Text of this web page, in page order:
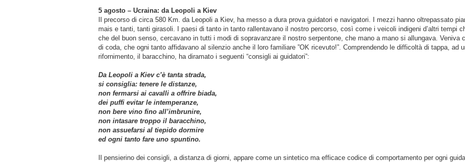
5 agosto – Ucraina: da Leopoli a Kiev
Il precorso di circa 580 Km. da Leopoli a Kiev, ha messo a dura prova guidatori e navigatori. I mezzi hanno oltrepassato
mais e tanti, tanti girasoli. I paesi di tanto in tanto rallentavano il nostro percorso, così come i veicoli indigeni d’altri tempi
che del buon senso, cercavano in tutti i modi di sopravanzare il nostro serpentone, che mano a mano si allungava.
di coda, che ogni tanto affidavano al silenzio anche il loro familiare ”OK ricevuto!”. Comprendendo le difficoltà di tappa, ad
rifornimento, il baracchino, ha diramato i seguenti “consigli ai guidatori”:
Da Leopoli a Kiev c’è tanta strada,
si consiglia: tenere le distanze,
non fermarsi ai cavalli a offrire biada,
dei puffi evitar le intemperanze,
non bere vino fino all’imbrunire,
non intasare troppo il baracchino,
non assuefarsi al tiepido dormire
ed ogni tanto fare uno spuntino.
Il pensierino dei consigli, a distanza di giorni, appare come un sintetico ma efficace codice di comportamento per ogni